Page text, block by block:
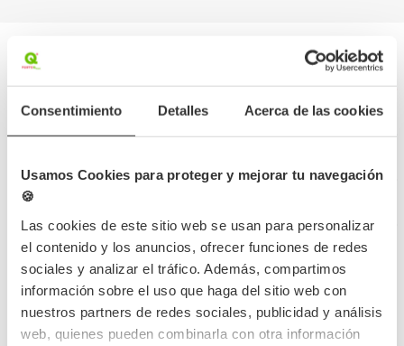
Consentimiento Detalles Acerca de las cookies
Usamos Cookies para proteger y mejorar tu navegación
🍪
Las cookies de este sitio web se usan para personalizar
el contenido y los anuncios, ofrecer funciones de redes
sociales y analizar el tráfico. Además, compartimos
información sobre el uso que haga del sitio web con
nuestros partners de redes sociales, publicidad y análisis
web, quienes pueden combinarla con otra información
Más información
Detalles del producto
Opiniones
Preguntas frecuentes
Te puede interesar...